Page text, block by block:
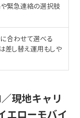
緊急連絡の選択肢
合わせて選べる
差し替え運用もしや
現地キャリ
エローモバイ